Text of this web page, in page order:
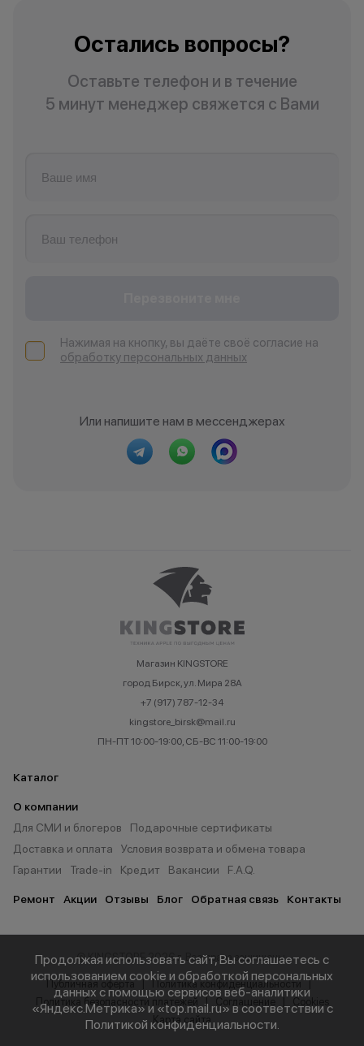
Остались вопросы?
Оставьте телефон и в течение
5 минут менеджер свяжется с Вами
Нажимая на кнопку, вы даёте своё согласие на
обработку персональных данных
Или напишите нам в мессенджерах
Магазин KINGSTORE
город Бирск, ул. Мира 28А
+7 (917) 787-12-34
kingstore_birsk@mail.ru
ПН-ПТ 10:00-19:00, СБ-ВС 11:00-19:00
Каталог
О компании
Для СМИ и блогеров
Подарочные сертификаты
Доставка и оплата
Условия возврата и обмена товара
Гарантии
Trade-in Кредит Вакансии F.A.Q.
Ремонт Акции Отзывы Блог Обратная связь Контакты
© KINGSTORE 2026 г. Все права защищены.
Публичная оферта
Политика конфиденциальности
Политика безопасности платежей
Карта сайта
Продолжая использовать сайт, Вы соглашаетесь с
использованием cookie и обработкой персональных
данных с помощью сервисов веб-аналитики
«Яндекс.Метрика» и «top.mail.ru» в соответствии с
Политикой конфиденциальности.